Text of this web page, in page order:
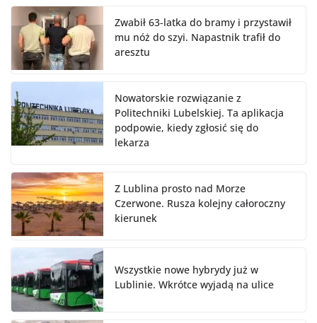
Zwabił 63-latka do bramy i przystawił
mu nóż do szyi. Napastnik trafił do
aresztu
Nowatorskie rozwiązanie z
Politechniki Lubelskiej. Ta aplikacja
podpowie, kiedy zgłosić się do
lekarza
Z Lublina prosto nad Morze
Czerwone. Rusza kolejny całoroczny
kierunek
Wszystkie nowe hybrydy już w
Lublinie. Wkrótce wyjadą na ulice